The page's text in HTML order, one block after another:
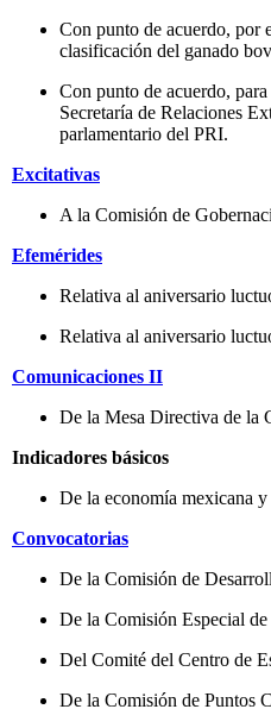
Con punto de acuerdo, por
clasificación del ganado
Con punto de acuerdo,
Secretaría de Relaciones
parlamentario del PRI.
Excitativas
A la Comisión de
Efemérides
Relativa al aniversario
Relativa al aniversario
Comunicaciones II
De la Mesa Directiva de la
Indicadores básicos
De la economía mexicana
Convocatorias
De la Comisión de
De la Comisión Especial
Del Comité del Centro de
De la Comisión de Puntos